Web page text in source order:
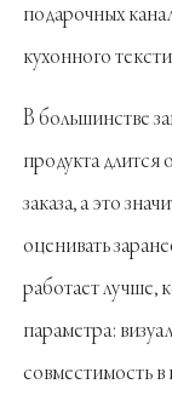
подарочных
кухонного
В большинстве
продукта длится
заказа, а это
оценивать
работает лучше,
параметра:
совместимость